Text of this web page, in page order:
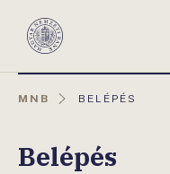
Magyar
MNB
AKTUÁLIS
BELÉPÉS
Belépés